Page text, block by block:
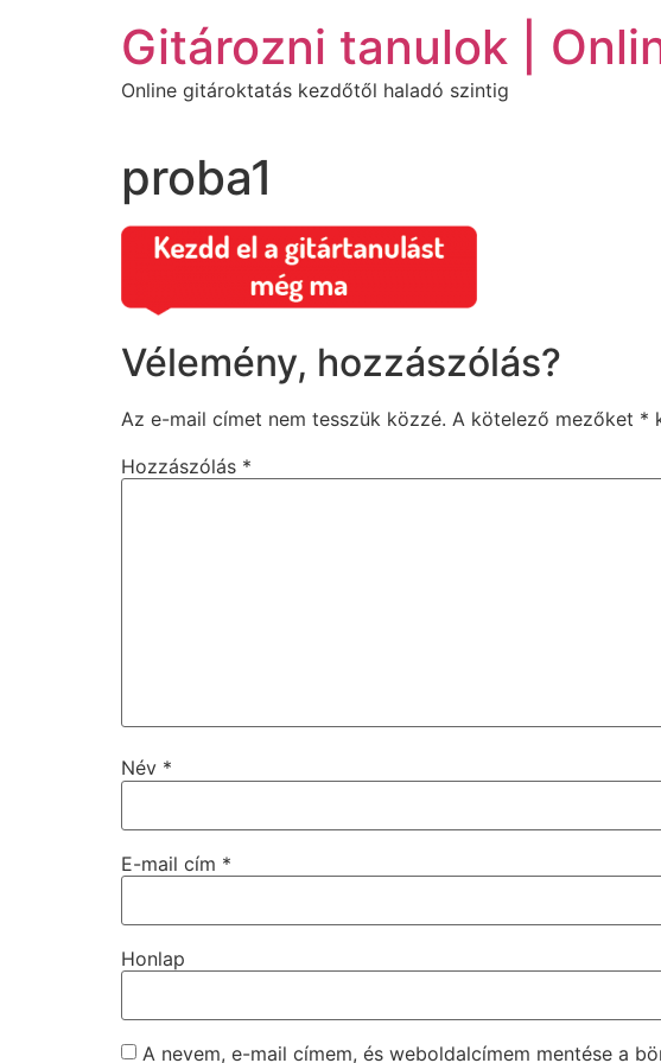
Gitározni tanulok |
Online gitároktatás kezdőtől haladó szintig
proba1
Vélemény, hozzászólás?
Az e-mail címet nem tesszük közzé. A kötelező mezőket *
Hozzászólás *
Név *
E-mail cím *
Honlap
A nevem, e-mail címem, és weboldalcímem mentése a